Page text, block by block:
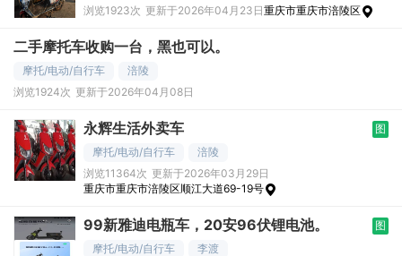
浏览1923次 更新于2026年04月23日重庆市重庆市涪陵区
二手摩托车收购一台，黑也可以。
摩托/电动/自行车
涪陵
浏览1924次 更新于2026年04月08日
永辉生活外卖车
图
摩托/电动/自行车
涪陵
浏览11364次 更新于2026年03月29日
重庆市重庆市涪陵区顺江大道69-19号
99新雅迪电瓶车，20安96伏锂电池。
图
摩托/电动/自行车
李渡